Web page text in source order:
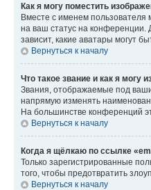
Как я могу поместить
Вместе с именем пользователя
на ваш статус на конференции.
зависит, какие аватары могут
Вернуться к началу
Что такое звание и как я могу
Звания, отображаемые под
напрямую изменять
На большинстве конференций
Вернуться к началу
Когда я щёлкаю по ссылке
Только зарегистрированные
того, чтобы предотвратить
Вернуться к началу